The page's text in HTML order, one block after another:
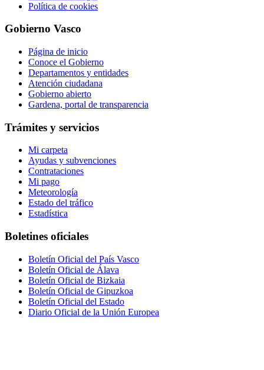
Política de cookies
Gobierno Vasco
Página de inicio
Conoce el Gobierno
Departamentos y entidades
Atención ciudadana
Gobierno abierto
Gardena, portal de transparencia
Trámites y servicios
Mi carpeta
Ayudas y subvenciones
Contrataciones
Mi pago
Meteorología
Estado del tráfico
Estadística
Boletines oficiales
Boletín Oficial del País Vasco
Boletín Oficial de Álava
Boletín Oficial de Bizkaia
Boletín Oficial de Gipuzkoa
Boletín Oficial del Estado
Diario Oficial de la Unión Europea